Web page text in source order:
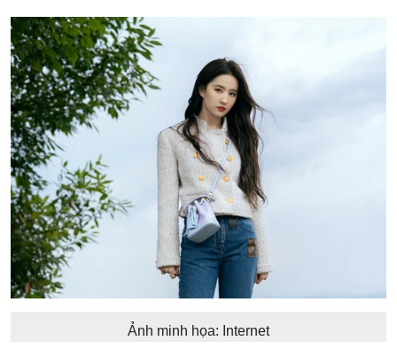
Ảnh minh họa: Internet